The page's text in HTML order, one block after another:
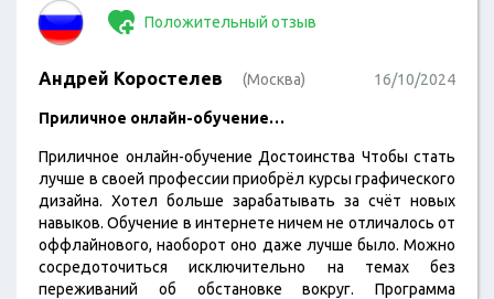
Положительный отзыв
Андрей Коростелев (Москва) 16/10/2024
Приличное онлайн-обучение…
Приличное онлайн-обучение Достоинства Чтобы стать
лучше в своей профессии приобрёл курсы графического
дизайна. Хотел больше зарабатывать за счёт новых
навыков. Обучение в интернете ничем не отличалось от
оффлайнового, наоборот оно даже лучше было. Можно
сосредоточиться исключительно на темах без
переживаний об обстановке вокруг. Программа